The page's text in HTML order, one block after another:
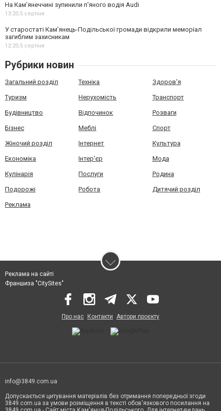
На Камʼянеччині зупинили п'яного водія Audi
13:20,5 серпня
У старостаті Кам’янець-Подільської громади відкрили меморіал
загиблим захисникам
12:20,5 серпня
Рубрики новин
Загальний розділ Техніка Здоров'я
Туризм Нерухомість Транспорт
Будівництво Відпочинок Розваги
Бізнес Меблі Спорт
Жіночий розділ Інтернет Культура
Економіка Інтер'єр Мода
Кулінарія Послуги Родина
Подорожі Робота Дитячий розділ
Реклама
Реклама на сайті
Франшиза "CitySites"
Про нас Контакти Автори проєкту
info@3849.com.ua
Допускається цитування матеріалів без отримання попередньої згоди
3849.com.ua за умови розміщення в тексті обов'язкового посилання на